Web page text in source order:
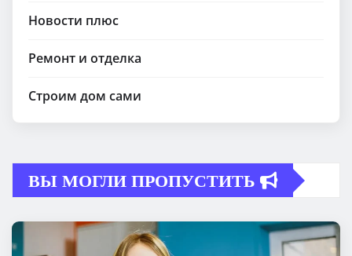
Новости плюс
Ремонт и отделка
Строим дом сами
ВЫ МОГЛИ ПРОПУСТИТЬ